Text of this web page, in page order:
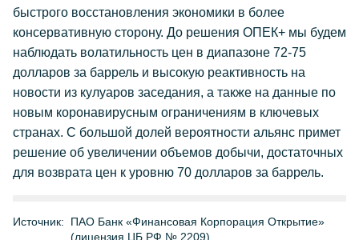
быстрого восстановления экономики в более
консервативную сторону. До решения ОПЕК+ мы будем
наблюдать волатильность цен в диапазоне 72-75
долларов за баррель и высокую реактивность на
новости из кулуаров заседания, а также на данные по
новым коронавирусным ограничениям в ключевых
странах. С большой долей вероятности альянс примет
решение об увеличении объемов добычи, достаточных
для возврата цен к уровню 70 долларов за баррель.
Источник:
ПАО Банк «Финансовая Корпорация Открытие»
(лицензия ЦБ РФ № 2209)